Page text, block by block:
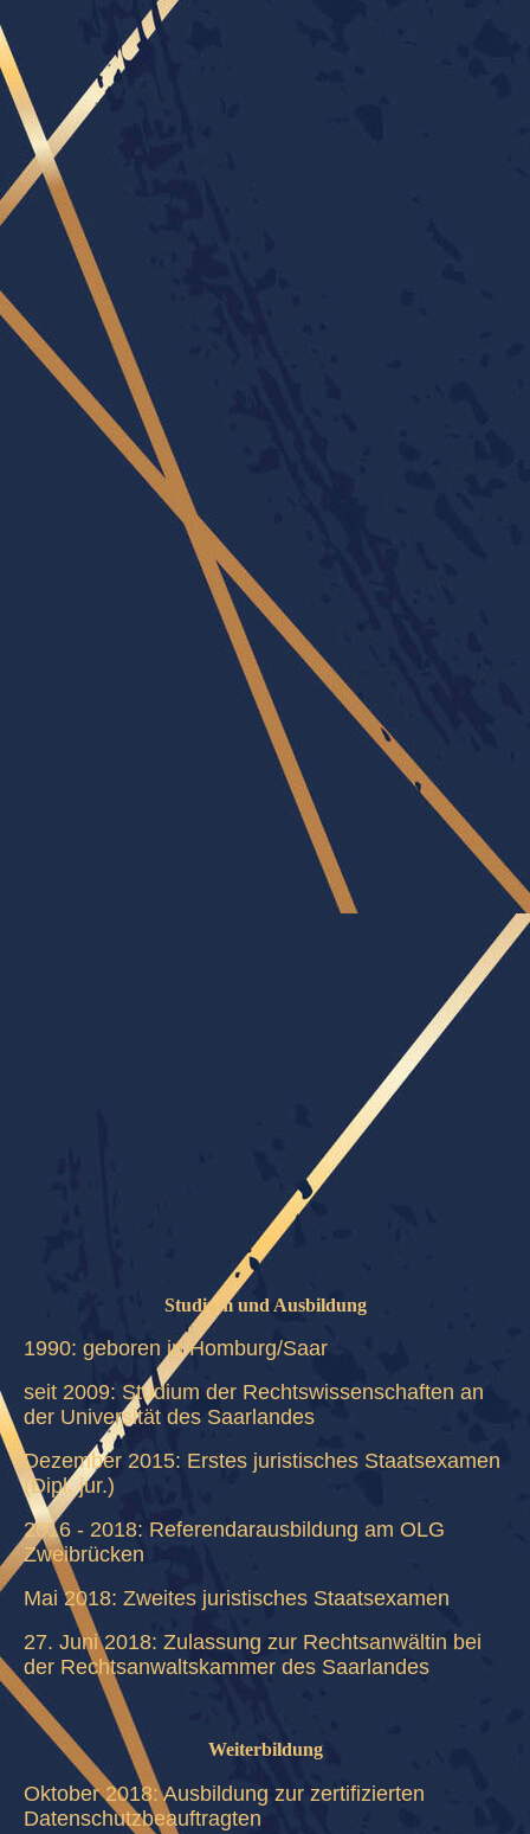
Studium und Ausbildung
1990: geboren in Homburg/Saar
seit 2009: Studium der Rechtswissenschaften an
der Universität des Saarlandes
Dezember 2015: Erstes juristisches Staatsexamen
(Dipl. jur.)
2016 - 2018: Referendarausbildung am OLG
Zweibrücken
Mai 2018: Zweites juristisches Staatsexamen
27. Juni 2018: Zulassung zur Rechtsanwältin bei
der Rechtsanwaltskammer des Saarlandes
Weiterbildung
Oktober 2018: Ausbildung zur zertifizierten
Datenschutzbeauftragten